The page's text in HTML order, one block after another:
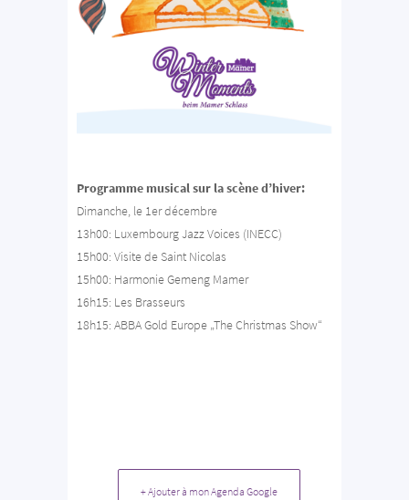
Programme musical sur la scène d’hiver:
Dimanche, le 1er décembre
13h00: Luxembourg Jazz Voices (INECC)
15h00: Visite de Saint Nicolas
15h00: Harmonie Gemeng Mamer
16h15: Les Brasseurs
18h15: ABBA Gold Europe „The Christmas Show“
+ Ajouter à mon Agenda Google